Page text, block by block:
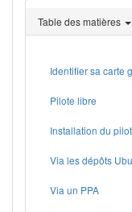
Table des matières
Identifier sa carte
Pilote libre
Installation du
Via les dépôts
Via un PPA